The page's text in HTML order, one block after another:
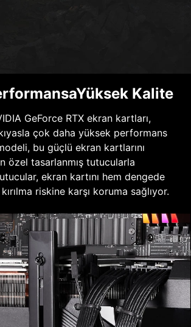
Kalite
GeForce RTX ekran kartları,
çok daha yüksek performans
bu güçlü ekran kartlarını
özel tasarlanmış tutucularla
ekran kartını hem dengede
riskine karşı koruma sağlıyor.